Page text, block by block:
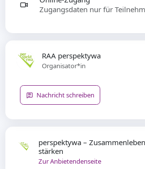
perspektywa –
stärken
Zur Anbietendenseite
RAA perspektywa
Organisator*in
Nachricht schreiben
Zugangsdaten nur für